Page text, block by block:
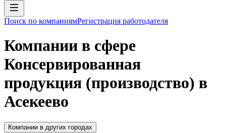
Поиск по компаниямРегистрация работодателя
Компании в сфере
Консервированная
продукция (производство) в
Асекеево
Компании в других городах